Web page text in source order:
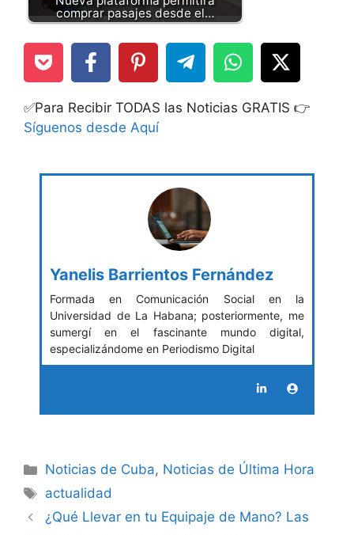
comprar pasajes desde el…
✅Para Recibir TODAS las Noticias GRATIS 👉
Síguenos desde Aquí
Yanelis Barrientos Fernández
Formada en Comunicación Social en la
Universidad de La Habana; posteriormente, me
sumergí en el fascinante mundo digital,
especializándome en Periodismo Digital
Categories
Noticias de Cuba, Noticias de Última Hora
Tags
actualidad
¿Qué Llevar en tu Equipaje de Mano? Las